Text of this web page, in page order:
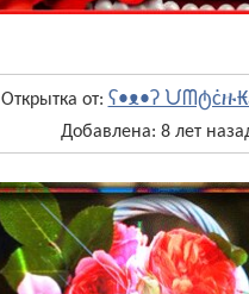
Открытка от: ʕ•ᴥ•ʔ
Добавлена: 8 лет